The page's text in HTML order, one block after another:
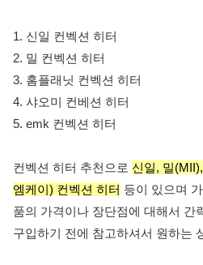
1. 신일 컨벡션 히터
2. 밀 컨벡션 히터
3. 홈플래닛 컨벡션 히터
4. 샤오미 컨베션 히터
5. emk 컨벡션 히터
컨벡션 히터 추천으로 신일, 밀
엠케이) 컨벡션 히터 등이 있으며
품의 가격이나 장단점에 대해서 간
구입하기 전에 참고하셔서 원하는